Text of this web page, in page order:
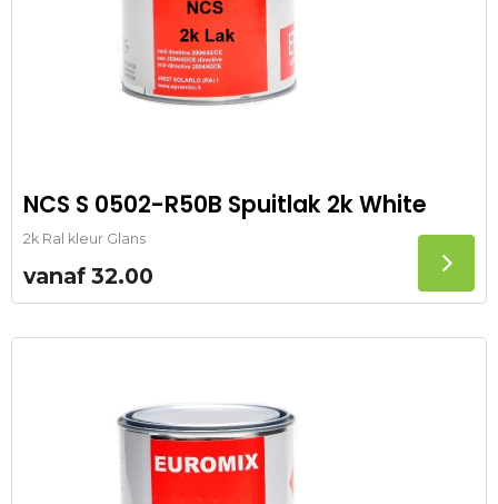
NCS S 0502-R50B Spuitlak 2k White
2k Ral kleur Glans
vanaf 32.00